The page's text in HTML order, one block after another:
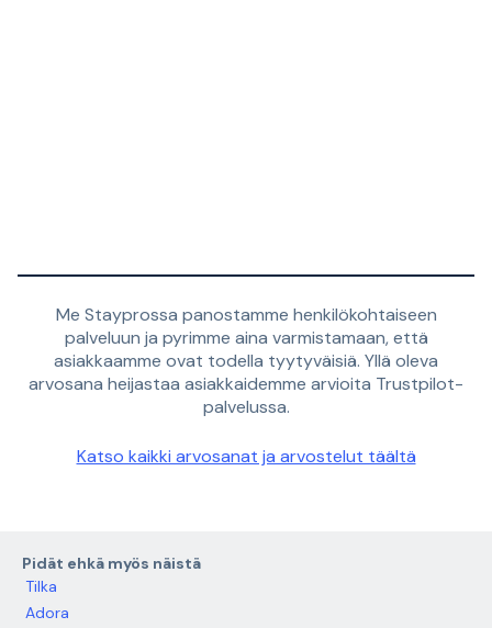
Me Stayprossa panostamme henkilökohtaiseen
palveluun ja pyrimme aina varmistamaan, että
asiakkaamme ovat todella tyytyväisiä. Yllä oleva
arvosana heijastaa asiakkaidemme arvioita Trustpilot-
palvelussa.
Katso kaikki arvosanat ja arvostelut täältä
Pidät ehkä myös näistä
Tilka
Adora